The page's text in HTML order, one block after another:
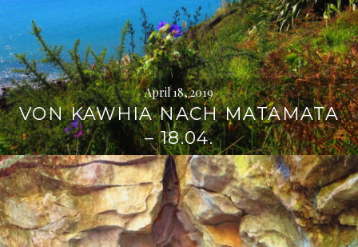
April 18, 2019
VON KAWHIA NACH MATAMATA
– 18.04.